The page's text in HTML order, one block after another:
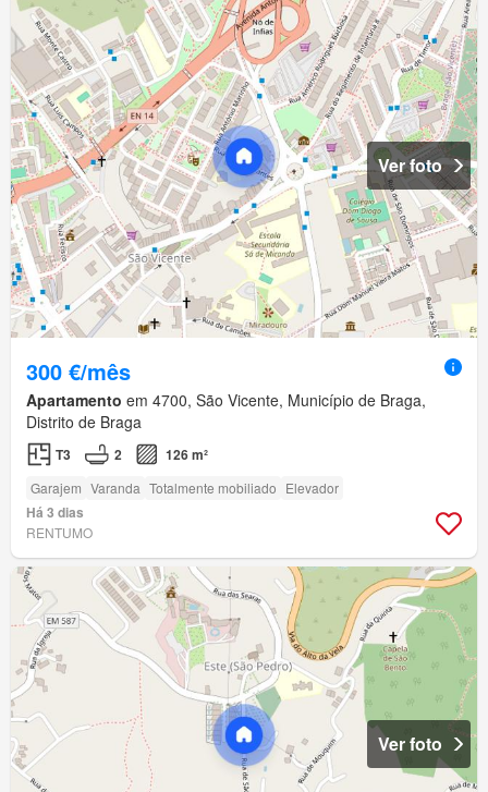
Ver foto
300 €/mês
Apartamento em 4700, São Vicente, Município de Braga,
Distrito de Braga
T3 2 126 m²
Garajem Varanda Totalmente mobiliado Elevador
Há 3 dias
RENTUMO
Ver foto